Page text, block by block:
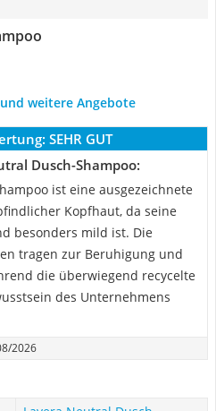
weitere Angebote
SEHR GUT
Dusch-Shampoo:
ist eine ausgezeichnete
Kopfhaut, da seine
besonders mild ist. Die
tragen zur Beruhigung und
die überwiegend recycelte
des Unternehmens
2026